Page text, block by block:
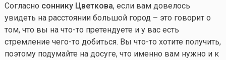
Согласно соннику Цветкова, если вам довелось
увидеть на расстоянии большой город – это говорит о
том, что вы на что-то претендуете и у вас есть
стремление чего-то добиться. Вы что-то хотите получить,
поэтому подумайте на досуге, что именно вам нужно и к